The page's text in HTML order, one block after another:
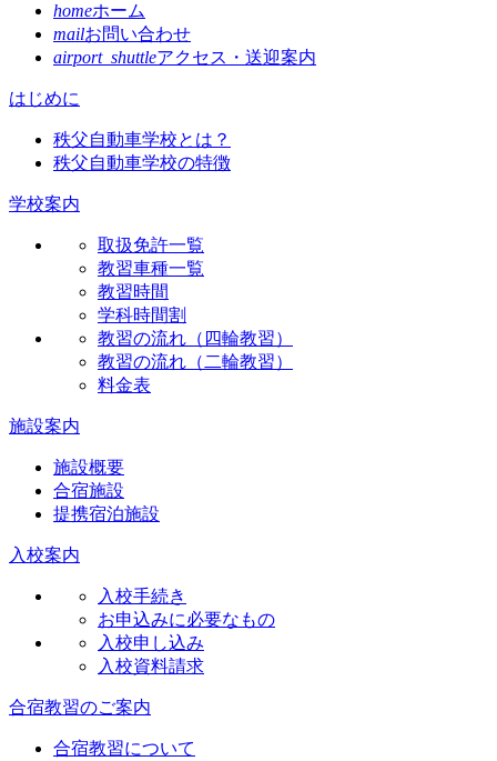
homeホーム
mailお問い合わせ
airport_shuttleアクセス・送迎案内
はじめに
秩父自動車学校とは？
秩父自動車学校の特徴
学校案内
取扱免許一覧
教習車種一覧
教習時間
学科時間割
教習の流れ（四輪教習）
教習の流れ（二輪教習）
料金表
施設案内
施設概要
合宿施設
提携宿泊施設
入校案内
入校手続き
お申込みに必要なもの
入校申し込み
入校資料請求
合宿教習のご案内
合宿教習について